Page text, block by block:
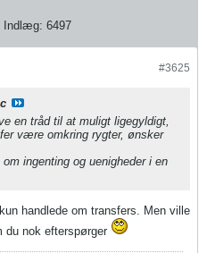
Indlæg: 6497
#3625
en tråd til at muligt ligegyldigt,
være omkring rygter, ønsker
ingenting og uenigheder i en
handlede om transfers. Men ville
nok efterspørger